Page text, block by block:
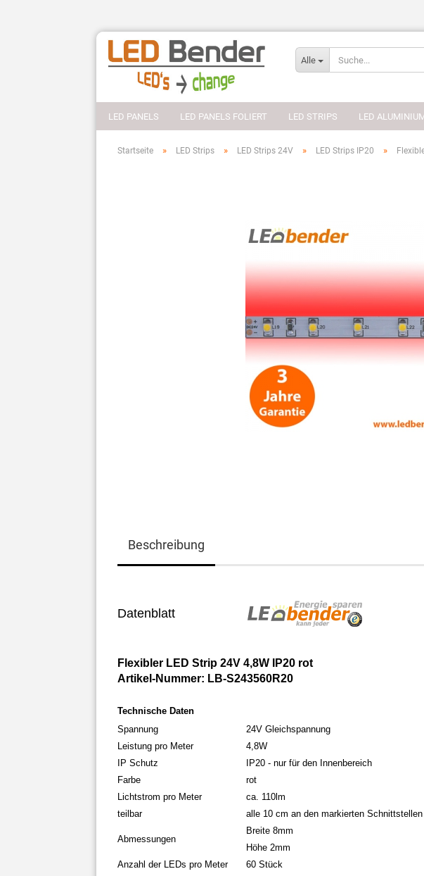
Alle
LED PANELS LED PANELS FOLIERT LED STRIPS LED
Startseite » LED Strips » LED Strips 24V » LED Strips IP20 »
Beschreibung
Datenblatt
Flexibler LED Strip 24V 4,8W IP20 rot
Artikel-Nummer: LB-S243560R20
Technische Daten
Spannung
24V Gleichspannung
Leistung pro Meter
4,8W
IP Schutz
IP20 - nur für den Innenbereich
Farbe
rot
Lichtstrom pro Meter
ca. 110lm
teilbar
alle 10 cm an den markierten Schnittstellen
Abmessungen
Breite 8mm
Höhe 2mm
Anzahl der LEDs pro Meter
60 Stück